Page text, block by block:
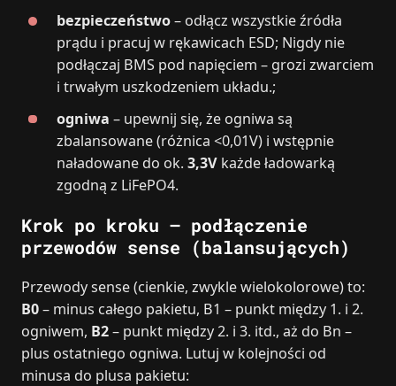
bezpieczeństwo– odłącz wszystkie źródła
prądu i pracuj w rękawicach ESD; Nigdy nie
podłączaj BMS pod napięciem – grozi zwarciem
i trwałym uszkodzeniem układu.;
ogniwa – upewnij się, że ogniwa są
zbalansowane (różnica <0,01V) i wstępnie
naładowane do ok.3,3V każde ładowarką
zgodną z LiFePO4.
Krok po kroku – podłączenie
przewodów sense (balansujących)
Przewody sense (cienkie, zwykle wielokolorowe) to:
B0– minus całego pakietu, B1 – punkt między 1. i 2.
ogniwem, B2– punkt między 2. i 3. itd., aż do Bn –
plus ostatniego ogniwa. Lutuj w kolejności od
minusa do plusa pakietu: